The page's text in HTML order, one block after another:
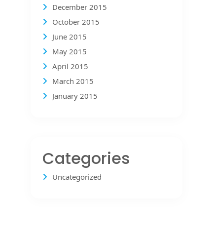
December 2015
October 2015
June 2015
May 2015
April 2015
March 2015
January 2015
Categories
Uncategorized